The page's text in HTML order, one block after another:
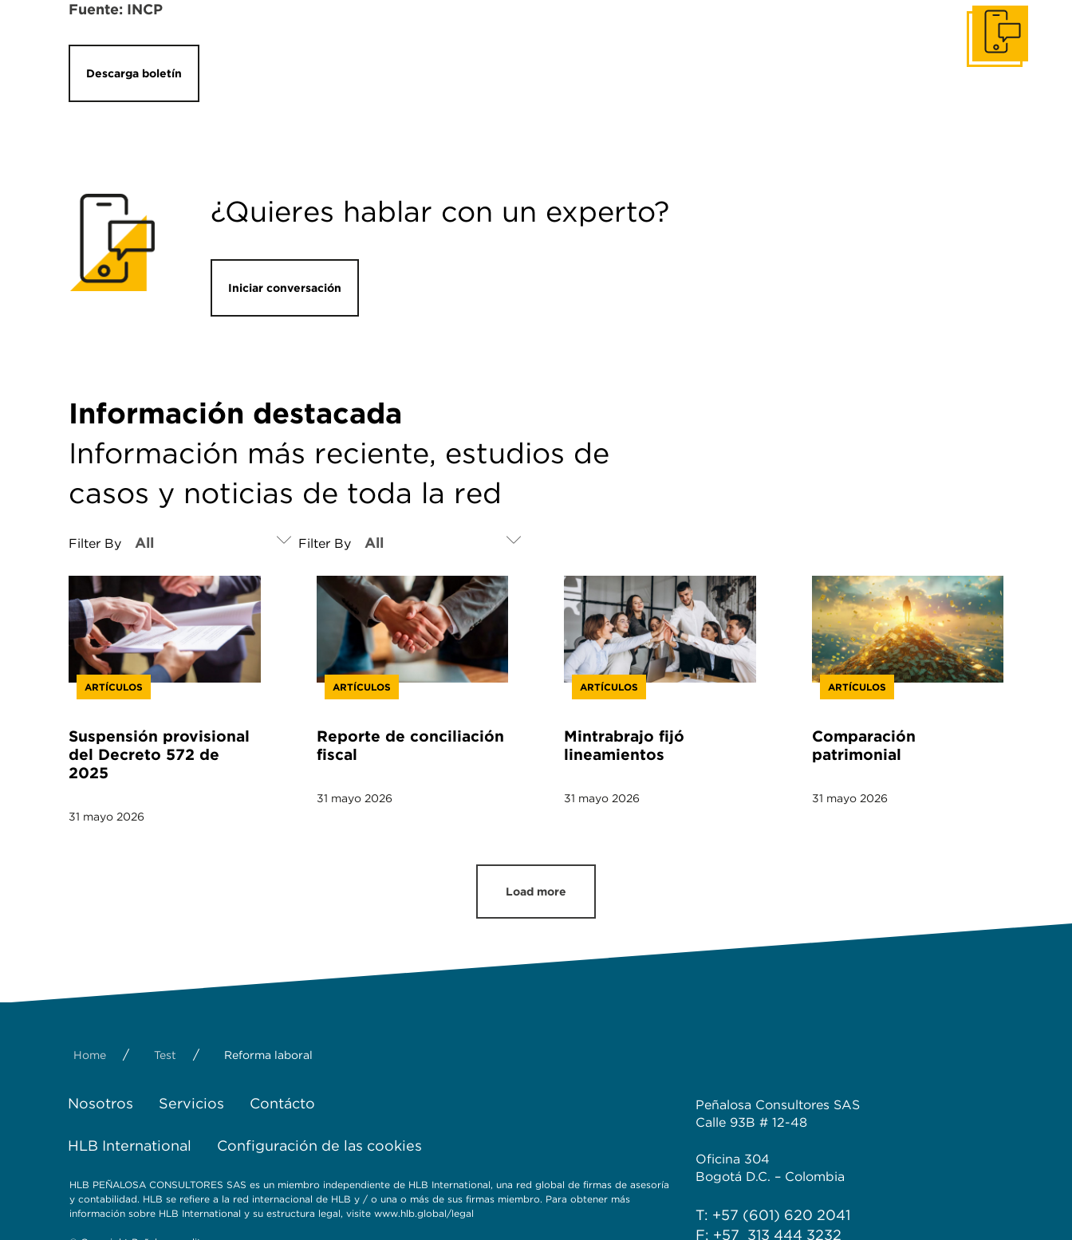
Fuente: INCP
Descarga boletín
¿Quieres hablar con un experto?
Iniciar conversación
Información destacada
Información más reciente, estudios de
casos y noticias de toda la red
Filter By Filter By
ARTÍCULOS
Suspensión provisional
del Decreto 572 de
2025
31 mayo 2026
ARTÍCULOS
Reporte de conciliación
fiscal
31 mayo 2026
ARTÍCULOS
Mintrabrajo fijó
lineamientos
31 mayo 2026
ARTÍCULOS
Comparación
patrimonial
31 mayo 2026
Load more
Home / Test / Reforma laboral
Nosotros Servicios Contácto
HLB International Configuración de las cookies
HLB PEÑALOSA CONSULTORES SAS es un miembro independiente de HLB International, una red global de firmas de asesoría
y contabilidad. HLB se refiere a la red internacional de HLB y / o una o más de sus firmas miembro. Para obtener más
información sobre HLB International y su estructura legal, visite www.hlb.global/legal
Peñalosa Consultores SAS
Calle 93B # 12-48
Oficina 304
Bogotá D.C. – Colombia
T: +57 (601) 620 2041
F: +57 313 444 3232
Ponerse en